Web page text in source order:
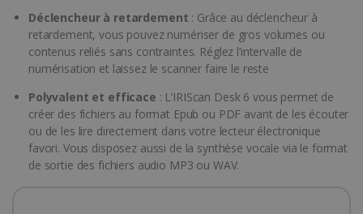
Déclencheur à retardement : Grâce au déclencheur à
retardement, vous pouvez numériser de gros volumes ou
contenus reliés sans contraintes. Réglez l’intervalle de
numérisation et laissez le scanner faire le reste
Polyvalent et efficace : L’IRIScan Desk 6 vous permet de
créer des fichiers au format Epub ou PDF avant de les écouter
ou de les lire directement dans votre lecteur électronique
favori. Vous disposez aussi de la synthèse vocale via le format
de sortie des fichiers audio MP3 ou WAV.